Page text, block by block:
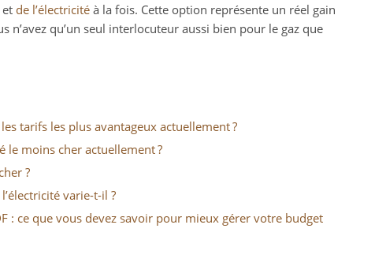
de l’électricitéà la fois. Cette option représente un réel gain
n’avez qu’un seul interlocuteur aussi bien pour le gaz que
tarifs les plus avantageux actuellement ?
le moins cher actuellement ?
?
varie-t-il ?
: ce que vous devez savoir pour mieux gérer votre budget